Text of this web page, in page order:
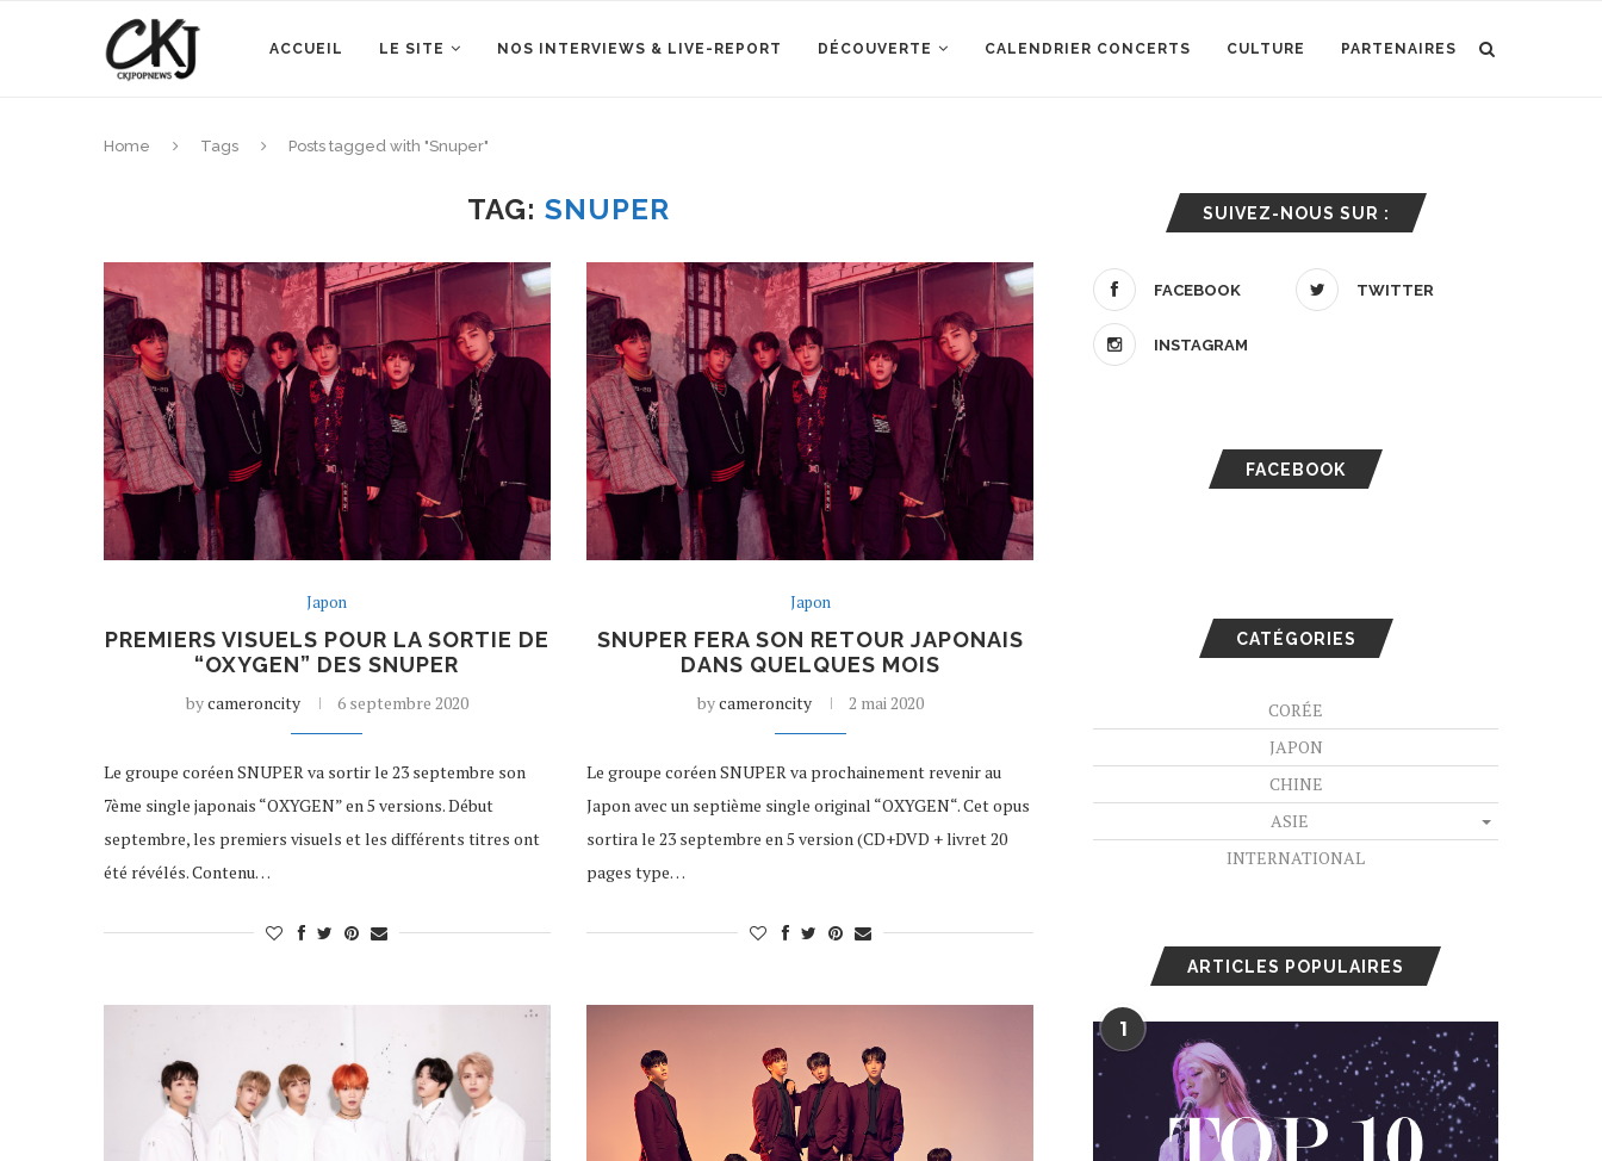
ACCUEIL LE SITE NOS INTERVIEWS & LIVE-REPORT DÉCOUVERTE CALENDRIER CONCERTS CULTURE PARTENAIRES
Home Tags Posts tagged with "Snuper"
TAG: SNUPER
Japon
PREMIERS VISUELS POUR LA SORTIE DE
“OXYGEN” DES SNUPER
bycameroncity 6 septembre 2020
Le groupe coréen SNUPER va sortir le 23 septembre son
7ème single japonais “OXYGEN” en 5 versions. Début
septembre, les premiers visuels et les différents titres ont
été révélés. Contenu…
Japon
SNUPER FERA SON RETOUR JAPONAIS
DANS QUELQUES MOIS
bycameroncity 2 mai 2020
Le groupe coréen SNUPER va prochainement revenir au
Japon avec un septième single original “OXYGEN“. Cet opus
sortira le 23 septembre en 5 version (CD+DVD + livret 20
pages type…
SUIVEZ-NOUS SUR :
FACEBOOK TWITTER
INSTAGRAM
FACEBOOK
CATÉGORIES
CORÉE
JAPON
CHINE
ASIE
INTERNATIONAL
ARTICLES POPULAIRES
1